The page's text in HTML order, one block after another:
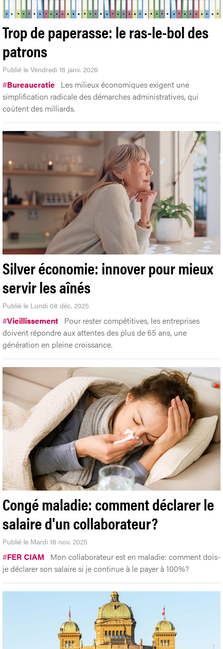
Trop de paperasse: le ras-le-bol des
patrons
Publié le Vendredi 16 janv. 2026
#Bureaucratie Les milieux économiques exigent une
simplification radicale des démarches administratives, qui
coûtent des milliards.
Silver économie: innover pour mieux
servir les aînés
Publié le Lundi 08 déc. 2025
#Vieillissement Pour rester compétitives, les entreprises
doivent répondre aux attentes des plus de 65 ans, une
génération en pleine croissance.
Congé maladie: comment déclarer le
salaire d'un collaborateur?
Publié le Mardi 18 nov. 2025
#FER CIAM
Mon collaborateur est en maladie: comment dois-
je déclarer son salaire si je continue à le payer à 100%?